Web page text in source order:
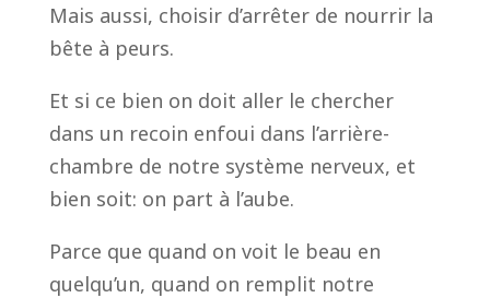
Mais aussi, choisir d’arrêter de nourrir la
bête à peurs.
Et si ce bien on doit aller le chercher
dans un recoin enfoui dans l’arrière-
chambre de notre système nerveux, et
bien soit: on part à l’aube.
Parce que quand on voit le beau en
quelqu’un, quand on remplit notre